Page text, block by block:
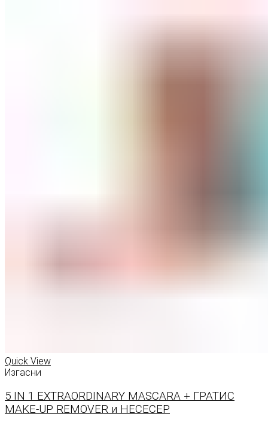
Quick View
Изгасни
5 IN 1 EXTRAORDINARY MASCARA + ГРАТИС
MAKE-UP REMOVER и НЕСЕСЕР